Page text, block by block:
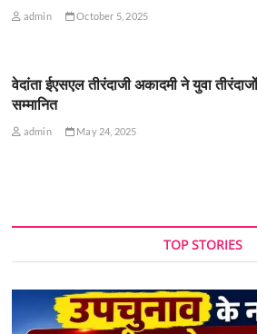
admin October 5, 2025
वेदांता ईएसएल तीरंदाजी अकादमी ने युवा
सम्मानित
admin May 24, 2025
TOP STORIES